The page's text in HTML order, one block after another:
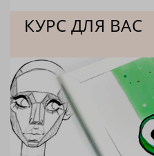
КУРС ДЛЯ ВАС